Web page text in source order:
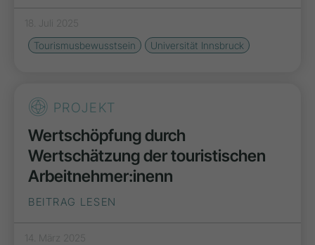
18. Juli 2025
Tourismusbewusstsein
Universität Innsbruck
PROJEKT
Wertschöpfung durch
Wertschätzung der touristischen
Arbeitnehmer:inenn
BEITRAG LESEN
14. März 2025